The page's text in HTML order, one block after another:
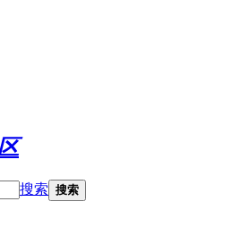
搜索 搜索